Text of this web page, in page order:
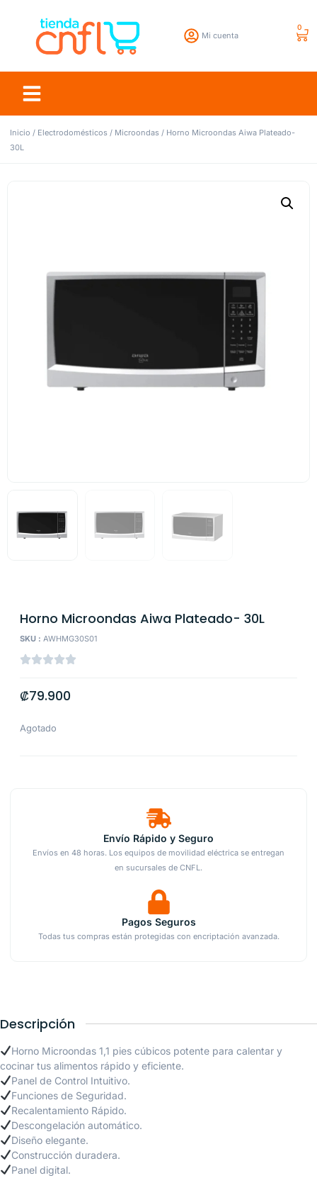
Mi cuenta
0
Inicio / Electrodomésticos / Microondas / Horno Microondas Aiwa Plateado-
30L
Horno Microondas Aiwa Plateado- 30L
SKU : AWHMG30S01
₡79.900
Agotado
Envío Rápido y Seguro
Envíos en 48 horas. Los equipos de movilidad eléctrica se entregan
en sucursales de CNFL.
Pagos Seguros
Todas tus compras están protegidas con encriptación avanzada.
Descripción
Horno Microondas 1,1 pies cúbicos potente para calentar y
cocinar tus alimentos rápido y eficiente.
Panel de Control Intuitivo.
Funciones de Seguridad.
Recalentamiento Rápido.
Descongelación automático.
Diseño elegante.
Construcción duradera.
Panel digital.